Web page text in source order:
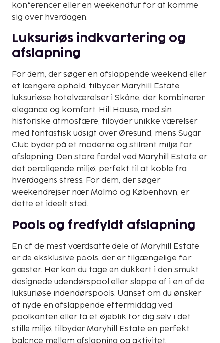
konferencer eller en weekendtur for at komme
sig over hverdagen.
Luksuriøs indkvartering og
afslapning
For dem, der søger en afslappende weekend eller
et længere ophold, tilbyder Maryhill Estate
luksuriøse hotelværelser i Skåne, der kombinerer
elegance og komfort. Hill House, med sin
historiske atmosfære, tilbyder unikke værelser
med fantastisk udsigt over Øresund, mens Sugar
Club byder på et moderne og stilrent miljø for
afslapning. Den store fordel ved Maryhill Estate er
det beroligende miljø, perfekt til at koble fra
hverdagens stress. For dem, der søger
weekendrejser nær Malmö og København, er
dette et ideelt sted.
Pools og fredfyldt afslapning
En af de mest værdsatte dele af Maryhill Estate
er de eksklusive pools, der er tilgængelige for
gæster. Her kan du tage en dukkert i den smukt
designede udendørspool eller slappe af i en af de
luksuriøse indendørspools. Uanset om du ønsker
at nyde en afslappende eftermiddag ved
poolkanten eller få et øjeblik for dig selv i det
stille miljø, tilbyder Maryhill Estate en perfekt
balance mellem afslapning og aktivitet.